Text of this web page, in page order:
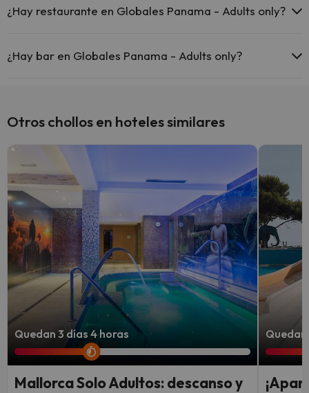
zonas comunes.
¿Hay restaurante en Globales Panama - Adults only?
¿Hay bar en Globales Panama - Adults only?
Otros chollos en hoteles similares
Quedan 3 días 4 horas
Mallorca Solo Adultos: descanso y
Quedan